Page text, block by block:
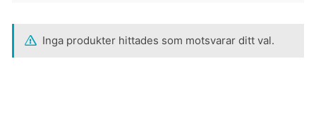
Inga produkter hittades som motsvarar ditt val.